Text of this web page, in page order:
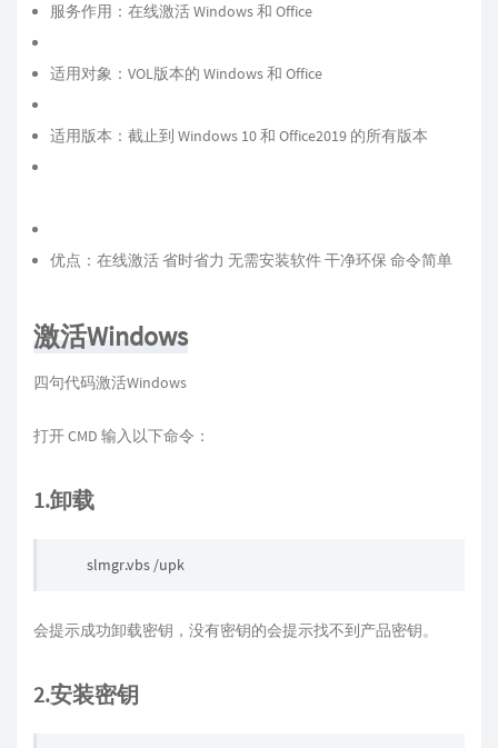
服务作用：在线激活 Windows 和 Office
适用对象：VOL版本的 Windows 和 Office
适用版本：截止到 Windows 10 和 Office2019 的所有版本
优点：在线激活 省时省力 无需安装软件 干净环保 命令简单
激活Windows
四句代码激活Windows
打开 CMD 输入以下命令：
1.卸载
slmgr.vbs /upk
会提示成功卸载密钥，没有密钥的会提示找不到产品密钥。
2.安装密钥